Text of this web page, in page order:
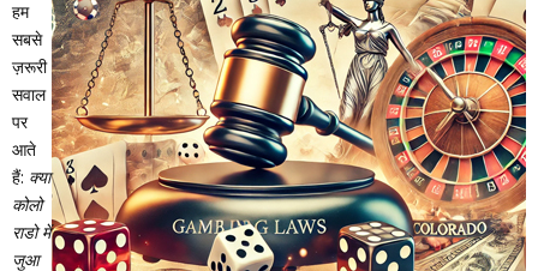
हम
सबसे
ज़रूरी
सवाल
पर
आते
हैं: क्या
कोलो
राडो में
जुआ